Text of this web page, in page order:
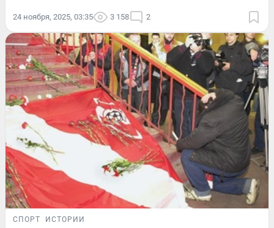
24 ноября, 2025, 03:35 3 158 2
СПОРТ ИСТОРИИ